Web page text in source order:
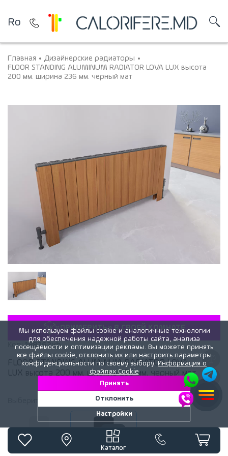
Ro
Каталог
Главная
Дизайнерские радиаторы
FLOOR STANDING ALUMINUM RADIATOR LOVA LUX высота
200 мм. ширина 236 мм. черный мат
«ПРИМЕРИТЬ» В СВОЕЙ КОМНАТЕ
Код:188762xb
FLOOR STANDING ALUMINUM RADIATOR LOVA
LUX высота 200 мм. ширина 236 мм. черный мат
радиатора:Черный матовый
Белый матовый Черный матовый
Мы используем файлы cookie и аналогичные технологии
для обеспечения надежной работы сайта, анализа
посещаемости и оптимизации рекламы. Вы можете принять
все файлы cookie, отклонить их или настроить параметры
конфиденциальности по своему выбору.Информация о
файлах Cookie
Принять
Отклонить
Настройки